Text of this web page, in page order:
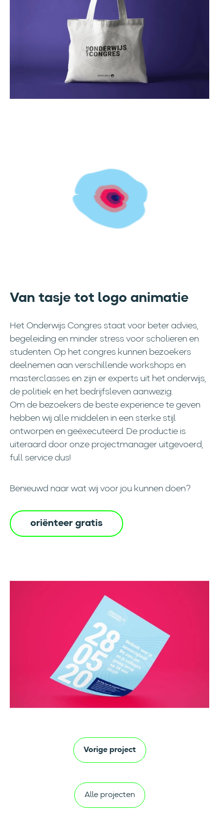
Van tasje tot logo animatie
Het Onderwijs Congres staat voor beter advies,
begeleiding en minder stress voor scholieren en
studenten. Op het congres kunnen bezoekers
deelnemen aan verschillende workshops en
masterclasses en zijn er experts uit het onderwijs,
de politiek en het bedrijfsleven aanwezig.
Om de bezoekers de beste experience te geven
hebben wij alle middelen in een sterke stijl
ontworpen en geëxecuteerd. De productie is
uiteraard door onze projectmanager uitgevoerd,
full service dus!
Benieuwd naar wat wij voor jou kunnen doen?
oriënteer gratis
Vorige project
Alle projecten